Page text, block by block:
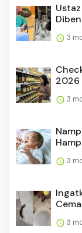
3
2026
3
3
3